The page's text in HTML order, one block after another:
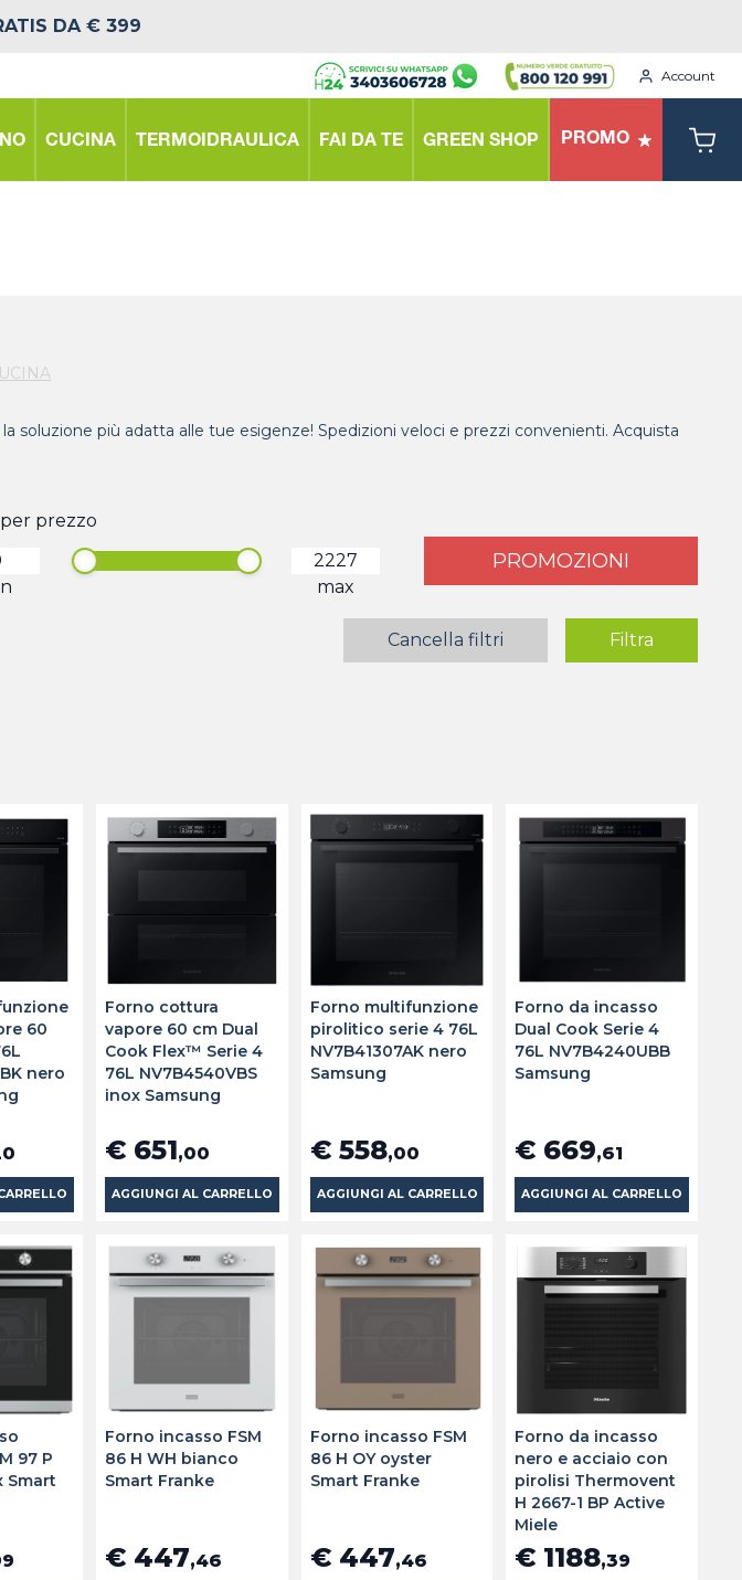
DA € 399
Account
CUCINA TERMOIDRAULICA FAI DA TE GREEN SHOP PROMO
soluzione più adatta alle tue esigenze! Spedizioni veloci e prezzi convenienti. Acquista
prezzo
max
PROMOZIONI
Cancella filtri Filtra
60
nero
Forno cottura
vapore 60 cm Dual
Cook Flex™ Serie 4
76L NV7B4540VBS
inox Samsung
€ 651,00
AGGIUNGI AL CARRELLO
Forno multifunzione
pirolitico serie 4 76L
NV7B41307AK nero
Samsung
€ 558,00
AGGIUNGI AL CARRELLO
Forno da incasso
Dual Cook Serie 4
76L NV7B4240UBB
Samsung
€ 669,61
AGGIUNGI AL CARRELLO
97 P
Smart
Forno incasso FSM
86 H WH bianco
Smart Franke
€ 447,46
Forno incasso FSM
86 H OY oyster
Smart Franke
€ 447,46
Forno da incasso
nero e acciaio con
pirolisi Thermovent
H 2667-1 BP Active
Miele
€ 1188,39